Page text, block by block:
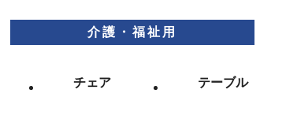
介護・福祉用
チェア テーブル